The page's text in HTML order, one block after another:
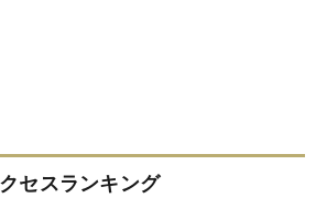
セスランキング